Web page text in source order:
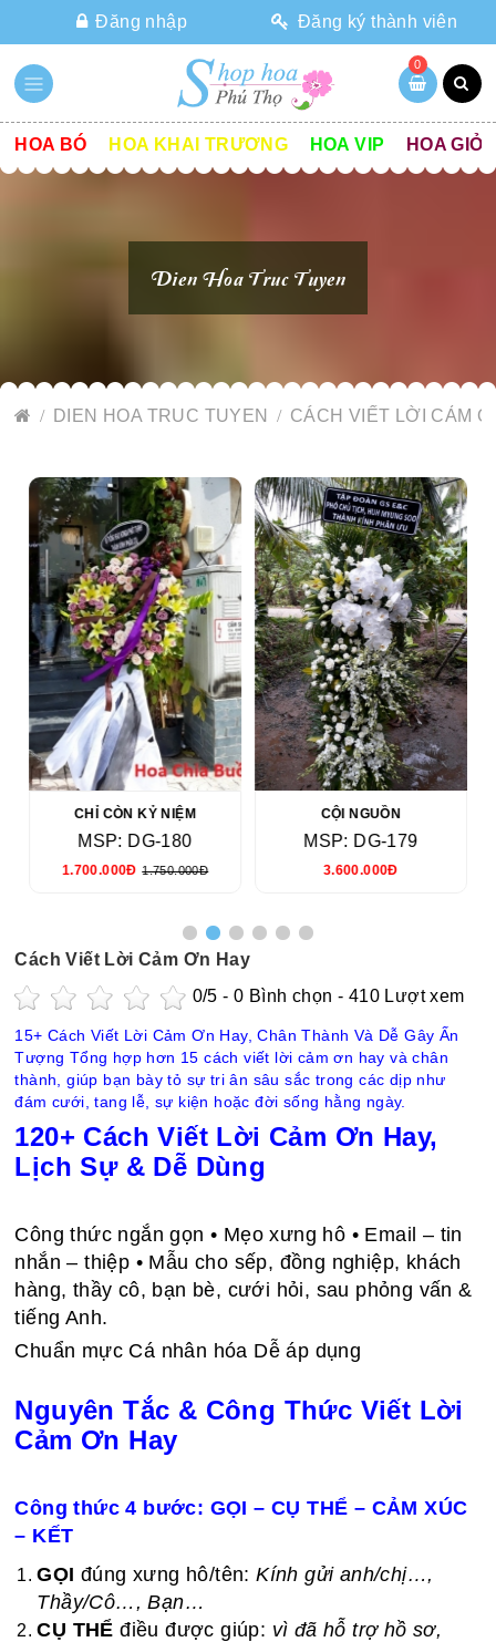
Đăng nhập Đăng ký thành viên
0
HOA BÓ HOA KHAI TRƯƠNG HOA VIP HOA GIỎ
Dien Hoa Truc Tuyen
DIEN HOA TRUC TUYEN CÁCH VIẾT LỜI CẢM
CHỈ CÒN KỶ NIỆM
MSP: DG-180
1.700.000Đ 1.750.000Đ
CỘI NGUỒN
MSP: DG-179
3.600.000Đ
Cách Viết Lời Cảm Ơn Hay
0/5 -0 Bình chọn - 410 Lượt xem
15+ Cách Viết Lời Cảm Ơn Hay, Chân Thành Và Dễ Gây Ấn
Tượng Tổng hợp hơn 15 cách viết lời cảm ơn hay và chân
thành, giúp bạn bày tỏ sự tri ân sâu sắc trong các dịp như
đám cưới, tang lễ, sự kiện hoặc đời sống hằng ngày.
120+ Cách Viết Lời Cảm Ơn Hay,
Lịch Sự & Dễ Dùng
Công thức ngắn gọn • Mẹo xưng hô • Email – tin
nhắn – thiệp • Mẫu cho sếp, đồng nghiệp, khách
hàng, thầy cô, bạn bè, cưới hỏi, sau phỏng vấn &
tiếng Anh.
Chuẩn mực Cá nhân hóa Dễ áp dụng
Nguyên Tắc & Công Thức Viết Lời
Cảm Ơn Hay
Công thức 4 bước: GỌI – CỤ THỂ – CẢM XÚC
– KẾT
GỌI đúng xưng hô/tên:Kính gửi anh/chị…,
Thầy/Cô…, Bạn…
CỤ THỂ điều được giúp: vì đã hỗ trợ hồ sơ,